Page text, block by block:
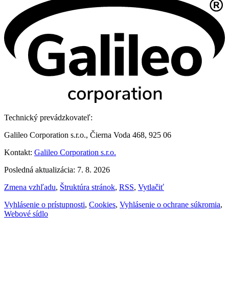
Technický prevádzkovateľ:
Galileo Corporation s.r.o., Čierna Voda 468, 925 06
Kontakt: Galileo Corporation s.r.o.
Posledná aktualizácia: 7. 8. 2026
Zmena vzhľadu, Štruktúra stránok, RSS, Vytlačiť
Vyhlásenie o prístupnosti, Cookies, Vyhlásenie o ochrane súkromia,
Webové sídlo